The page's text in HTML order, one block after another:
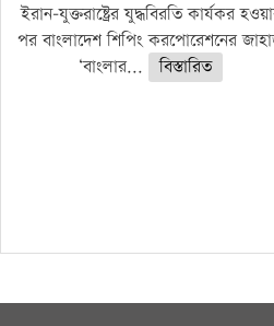
ইরান-যুক্তরাষ্ট্রের যুদ্ধবিরতি কার্যকর
পর বাংলাদেশ শিপিং করপোরেশনের
‘বাংলার...
বিস্তারিত